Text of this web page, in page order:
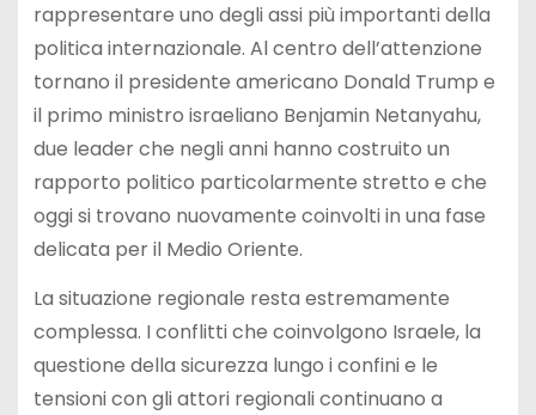
rappresentare uno degli assi più importanti della
politica internazionale. Al centro dell’attenzione
tornano il presidente americano Donald Trump e
il primo ministro israeliano Benjamin Netanyahu,
due leader che negli anni hanno costruito un
rapporto politico particolarmente stretto e che
oggi si trovano nuovamente coinvolti in una fase
delicata per il Medio Oriente.
La situazione regionale resta estremamente
complessa. I conflitti che coinvolgono Israele, la
questione della sicurezza lungo i confini e le
tensioni con gli attori regionali continuano a